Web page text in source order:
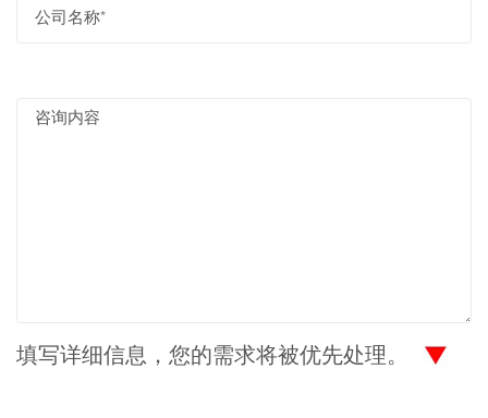
填写详细信息，您的需求将被优先处理。